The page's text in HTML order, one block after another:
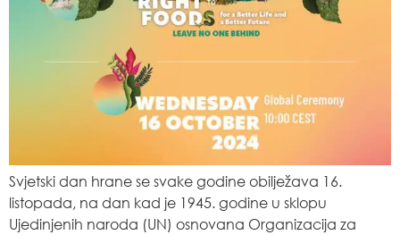
Svjetski dan hrane se svake godine obilježava 16.
listopada, na dan kad je 1945. godine u sklopu
Ujedinjenih naroda (UN) osnovana Organizacija za